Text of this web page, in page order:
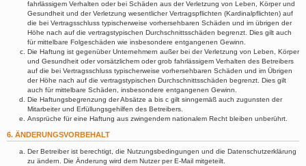
fahrlässigem Verhalten oder bei Schäden aus der Verletzung von Leben, Körper und
Gesundheit und der Verletzung wesentlicher Vertragspflichten (Kardinalpflichten) auf
die bei Vertragsschluss typischerweise vorhersehbaren Schäden und im übrigen der
Höhe nach auf die vertragstypischen Durchschnittsschäden begrenzt. Dies gilt auch
für mittelbare Folgeschäden wie insbesondere entgangenen Gewinn.
Die Haftung ist gegenüber Unternehmern außer bei der Verletzung von Leben, Körper
und Gesundheit oder vorsätzlichem oder grob fahrlässigem Verhalten des Betreibers
auf die bei Vertragsschluss typischerweise vorhersehbaren Schäden und im Übrigen
der Höhe nach auf die vertragstypischen Durchschnittsschäden begrenzt. Dies gilt
auch für mittelbare Schäden, insbesondere entgangenen Gewinn.
Die Haftungsbegrenzung der Absätze a bis c gilt sinngemäß auch zugunsten der
Mitarbeiter und Erfüllungsgehilfen des Betreibers.
Ansprüche für eine Haftung aus zwingendem nationalem Recht bleiben unberührt.
6. ÄNDERUNGSVORBEHALT
Der Betreiber ist berechtigt, die Nutzungsbedingungen und die Datenschutzerklärung
zu ändern. Die Änderung wird dem Nutzer per E-Mail mitgeteilt.